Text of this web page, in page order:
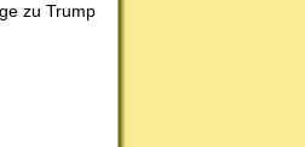
zu Trump